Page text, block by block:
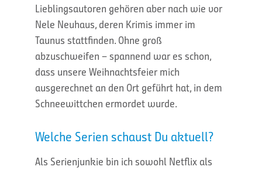
Lieblingsautoren gehören aber nach wie vor
Nele Neuhaus, deren Krimis immer im
Taunus stattfinden. Ohne groß
abzuschweifen – spannend war es schon,
dass unsere Weihnachtsfeier mich
ausgerechnet an den Ort geführt hat, in dem
Schneewittchen ermordet wurde.
Welche Serien schaust Du aktuell?
Als Serienjunkie bin ich sowohl Netflix als